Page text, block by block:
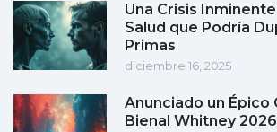
Una Crisis
Salud que Podría
Primas
diciembre 16, 2025
Anunciado un Épico
Bienal Whitney 2026